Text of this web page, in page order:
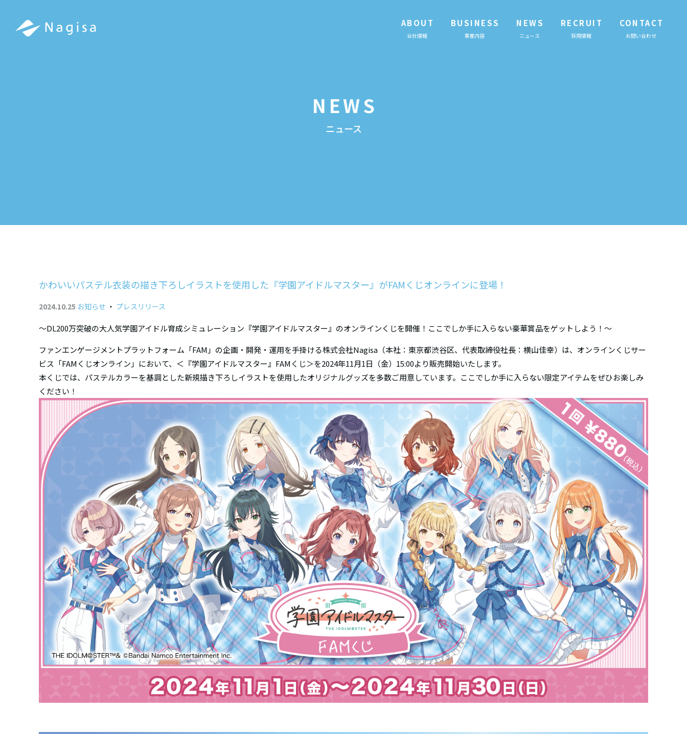
ABOUT
会社情報
BUSINESS
事業内容
NEWS
ニュース
RECRUIT
採用情報
CONTACT
お問い合わせ
NEWS
ニュース
かわいいパステル衣装の描き下ろしイラストを使用した『学園アイドルマスター』がFAMくじオンラインに登場！
2024.10.25 お知らせ ・ プレスリリース
〜DL200万突破の大人気学園アイドル育成シミュレーション『学園アイドルマスター』のオンラインくじを開催！ここでしか手に入らない豪華賞品をゲットしよう！〜
ファンエンゲージメントプラットフォーム「FAM」の企画・開発・運用を手掛ける株式会社Nagisa（本社：東京都渋谷区、代表取締役社長：横山佳幸）は、オンラインくじサー
ビス「FAMくじオンライン」において、＜『学園アイドルマスター』FAMくじ＞を2024年11月1日（金）15:00より販売開始いたします。
本くじでは、パステルカラーを基調とした新規描き下ろしイラストを使用したオリジナルグッズを多数ご用意しています。ここでしか手に入らない限定アイテムをぜひお楽しみ
ください！